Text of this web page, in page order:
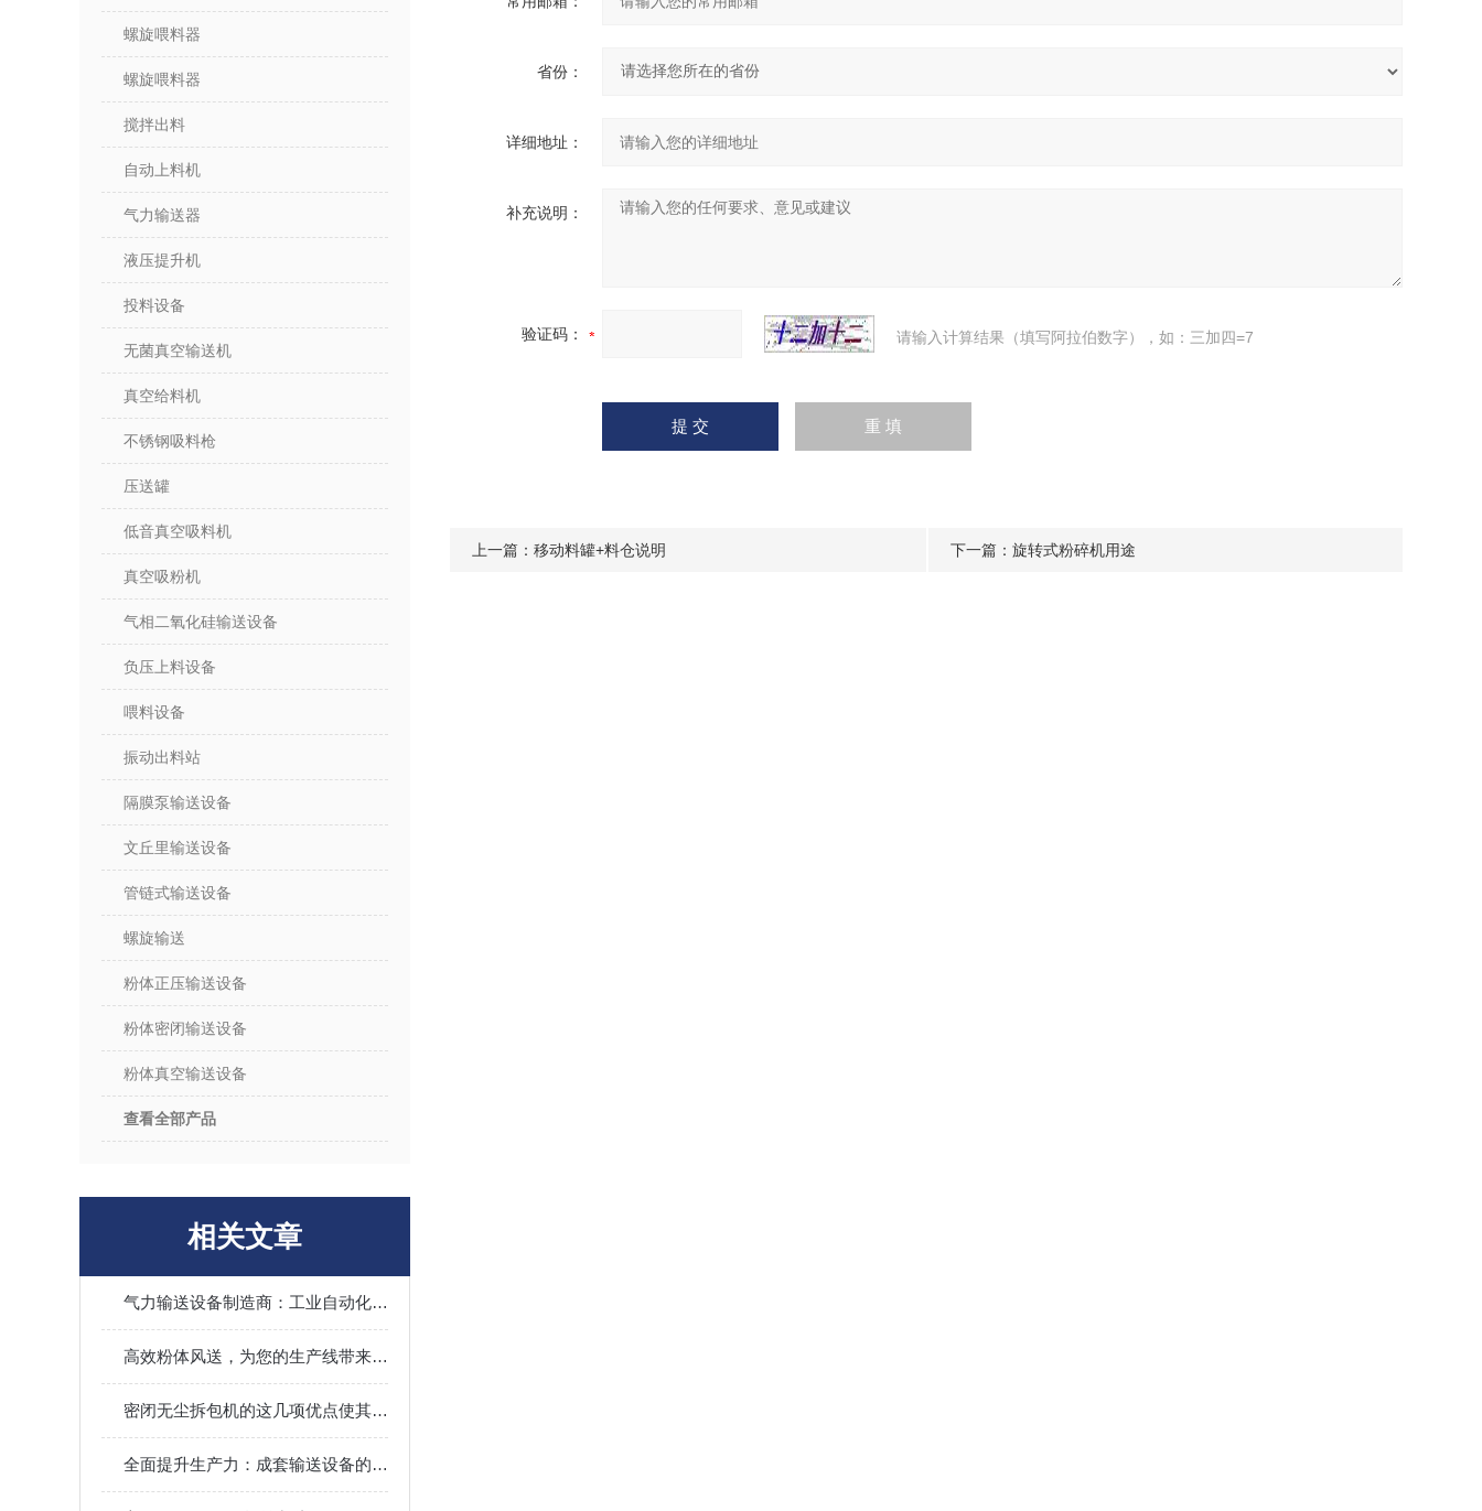
省份：
详细地址：
补充说明：
验证码： 请输入计算结果（填写阿拉伯数字），如：三加四=7
上一篇： 移动料罐+料仓说明 下一篇： 旋转式粉碎机用途
螺旋喂料器
螺旋喂料器
搅拌出料
自动上料机
气力输送器
液压提升机
投料设备
无菌真空输送机
真空给料机
不锈钢吸料枪
压送罐
低音真空吸料机
真空吸粉机
气相二氧化硅输送设备
负压上料设备
喂料设备
振动出料站
隔膜泵输送设备
文丘里输送设备
管链式输送设备
螺旋输送
粉体正压输送设备
粉体密闭输送设备
粉体真空输送设备
查看全部产品
相关文章
气力输送设备制造商：工业自动化的幕后英雄
高效粉体风送，为您的生产线带来高速物料输送体验
密闭无尘拆包机的这几项优点使其被广泛应用
全面提升生产力：成套输送设备的优势与应用